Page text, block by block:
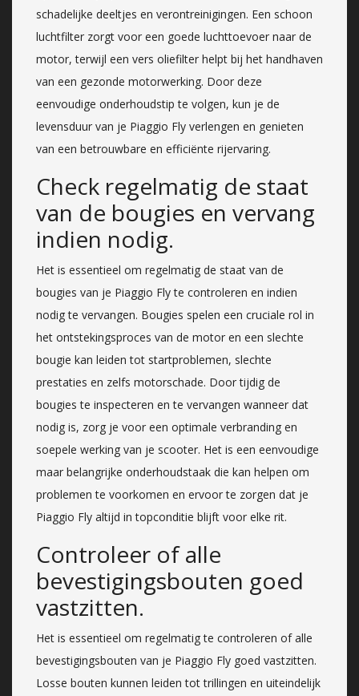
schadelijke deeltjes en verontreinigingen. Een schoon
luchtfilter zorgt voor een goede luchttoevoer naar de
motor, terwijl een vers oliefilter helpt bij het handhaven
van een gezonde motorwerking. Door deze
eenvoudige onderhoudstip te volgen, kun je de
levensduur van je Piaggio Fly verlengen en genieten
van een betrouwbare en efficiënte rijervaring.
Check regelmatig de staat
van de bougies en vervang
indien nodig.
Het is essentieel om regelmatig de staat van de
bougies van je Piaggio Fly te controleren en indien
nodig te vervangen. Bougies spelen een cruciale rol in
het ontstekingsproces van de motor en een slechte
bougie kan leiden tot startproblemen, slechte
prestaties en zelfs motorschade. Door tijdig de
bougies te inspecteren en te vervangen wanneer dat
nodig is, zorg je voor een optimale verbranding en
soepele werking van je scooter. Het is een eenvoudige
maar belangrijke onderhoudstaak die kan helpen om
problemen te voorkomen en ervoor te zorgen dat je
Piaggio Fly altijd in topconditie blijft voor elke rit.
Controleer of alle
bevestigingsbouten goed
vastzitten.
Het is essentieel om regelmatig te controleren of alle
bevestigingsbouten van je Piaggio Fly goed vastzitten.
Losse bouten kunnen leiden tot trillingen en uiteindelijk